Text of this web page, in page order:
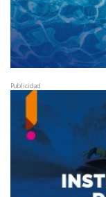
Publicidad